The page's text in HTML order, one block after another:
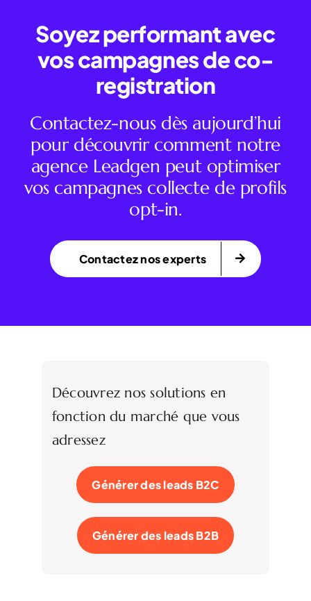
Soyez performant avec
vos campagnes de co-
registration
Contactez-nous dès aujourd’hui
pour découvrir comment notre
agence Leadgen peut optimiser
vos campagnes collecte de profils
opt-in.
Contactez nos experts
Découvrez nos solutions en
fonction du marché que vous
adressez
Générer des leads B2C
Générer des leads B2B